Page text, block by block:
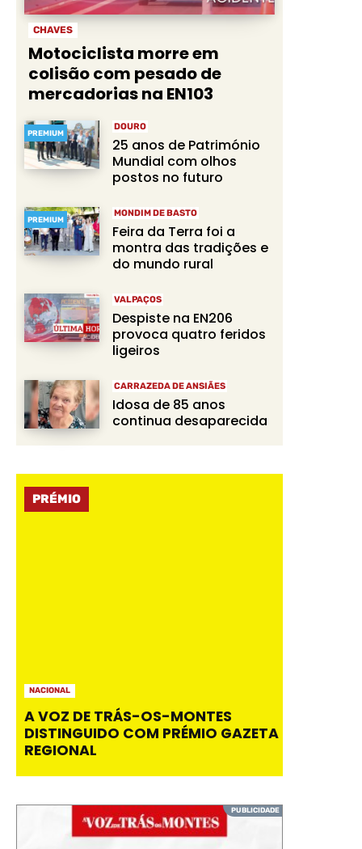
CHAVES
Motociclista morre em
colisão com pesado de
mercadorias na EN103
PREMIUM
DOURO
25 anos de Património
Mundial com olhos
postos no futuro
PREMIUM
MONDIM DE BASTO
Feira da Terra foi a
montra das tradições e
do mundo rural
VALPAÇOS
Despiste na EN206
provoca quatro feridos
ligeiros
CARRAZEDA DE ANSIÃES
Idosa de 85 anos
continua desaparecida
PRÉMIO
NACIONAL
A VOZ DE TRÁS-OS-MONTES
DISTINGUIDO COM PRÉMIO GAZETA
REGIONAL